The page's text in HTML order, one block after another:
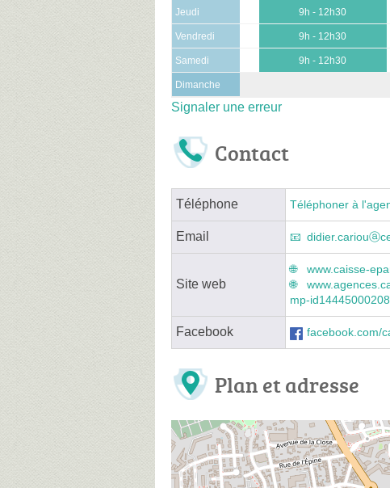
Jeudi 9h - 12h30
Vendredi 9h - 12h30
Samedi 9h - 12h30
Dimanche
Signaler une erreur
Contact
Téléphone Téléphoner à
Email
Site web
www.caisse-
mp-id14445000208
Facebook facebook.com/
Plan et adresse